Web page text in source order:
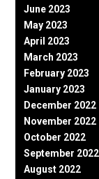
June 2023
May 2023
April 2023
March 2023
February 2023
January 2023
December 2022
November 2022
October 2022
September 2022
August 2022